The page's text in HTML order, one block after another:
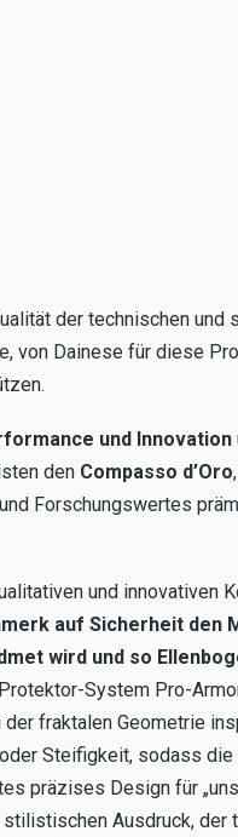
der technischen
von Dainese für diese
und Innovation
den Compasso d’Oro
Forschungswertes
und innovativen
auf Sicherheit den
wird und so
System Pro-
fraktalen Geometrie
Steifigkeit, sodass die
präzises Design für
Ausdruck, der